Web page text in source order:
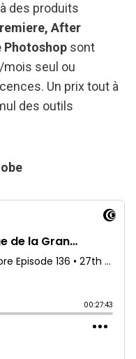
des produits
After
sont
mois seul ou
Un prix tout à
des outils